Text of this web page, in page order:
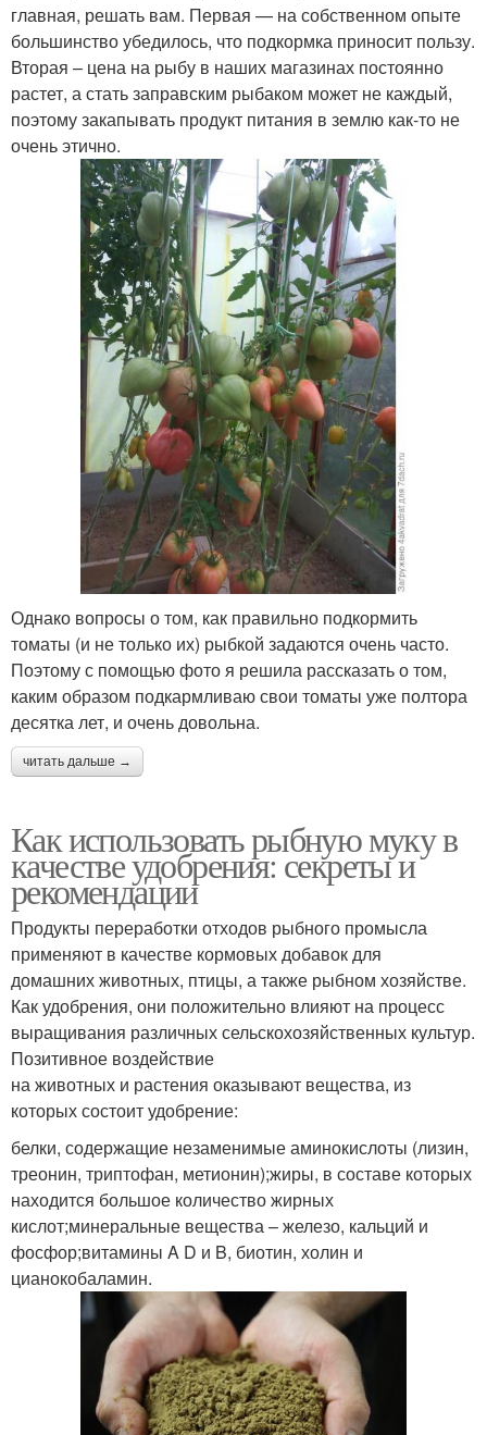
главная, решать вам. Первая — на собственном опыте
большинство убедилось, что подкормка приносит пользу.
Вторая – цена на рыбу в наших магазинах постоянно
растет, а стать заправским рыбаком может не каждый,
поэтому закапывать продукт питания в землю как-то не
очень этично.
Однако вопросы о том, как правильно подкормить
томаты (и не только их) рыбкой задаются очень часто.
Поэтому с помощью фото я решила рассказать о том,
каким образом подкармливаю свои томаты уже полтора
десятка лет, и очень довольна.
читать дальше →
Как использовать рыбную муку в
качестве удобрения: секреты и
рекомендации
Продукты переработки отходов рыбного промысла
применяют в качестве кормовых добавок для
домашних животных, птицы, а также рыбном хозяйстве.
Как удобрения, они положительно влияют на процесс
выращивания различных сельскохозяйственных культур.
Позитивное воздействие
на животных и растения оказывают вещества, из
которых состоит удобрение:
белки, содержащие незаменимые аминокислоты (лизин,
треонин, триптофан, метионин);жиры, в составе которых
находится большое количество жирных
кислот;минеральные вещества – железо, кальций и
фосфор;витамины A D и B, биотин, холин и
цианокобаламин.